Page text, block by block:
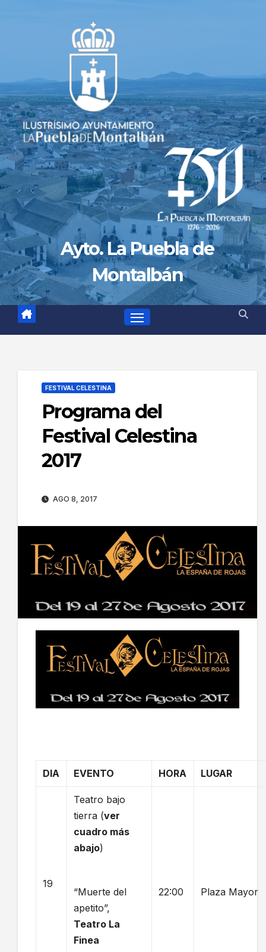
Ayto. La Puebla de
Montalbán
FESTIVAL CELESTINA
Programa del
Festival Celestina
2017
AGO 8, 2017
DIA EVENTO HORA LUGAR
19
Teatro bajo
tierra (ver
cuadro más
abajo)
“Muerte del
apetito”,
Teatro La
Finea
22:00 Plaza Mayor